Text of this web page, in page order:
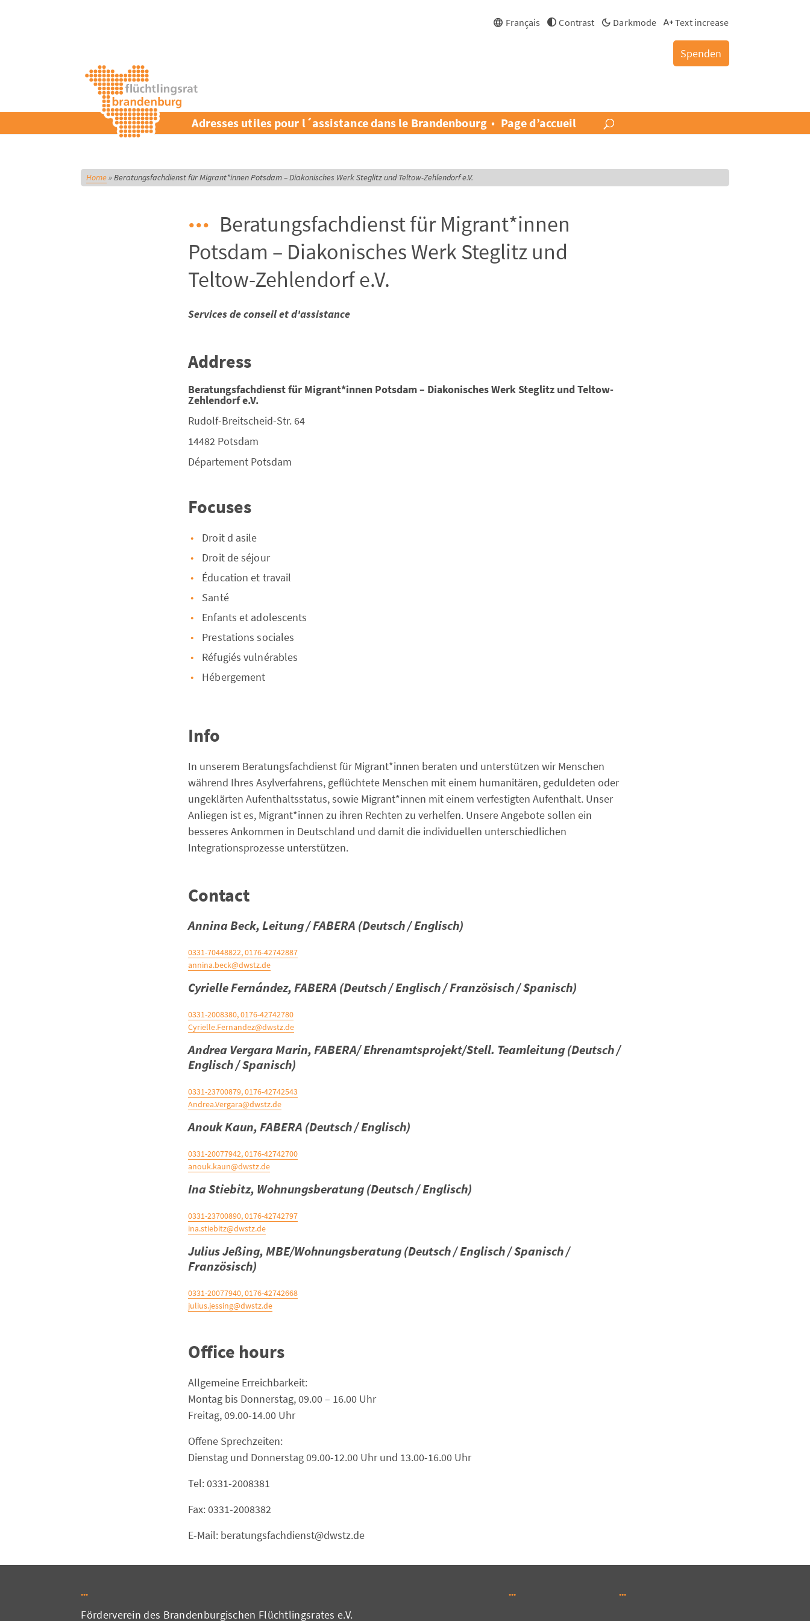
Français Contrast Darkmode Text increase
Spenden
Adresses utiles pour l´assistance dans le Brandenbourg Page d’accueil
Home»Beratungsfachdienst für Migrant*innen Potsdam – Diakonisches Werk Steglitz und Teltow-Zehlendorf e.V.
Beratungsfachdienst für Migrant*innen
Potsdam – Diakonisches Werk Steglitz und
Teltow-Zehlendorf e.V.
Services de conseil et d'assistance
Address
Beratungsfachdienst für Migrant*innen Potsdam – Diakonisches Werk Steglitz und Teltow-
Zehlendorf e.V.
Rudolf-Breitscheid-Str. 64
14482 Potsdam
Département Potsdam
Focuses
Droit d asile
Droit de séjour
Éducation et travail
Santé
Enfants et adolescents
Prestations sociales
Réfugiés vulnérables
Hébergement
Info
In unserem Beratungsfachdienst für Migrant*innen beraten und unterstützen wir Menschen
während Ihres Asylverfahrens, geflüchtete Menschen mit einem humanitären, geduldeten oder
ungeklärten Aufenthaltsstatus, sowie Migrant*innen mit einem verfestigten Aufenthalt. Unser
Anliegen ist es, Migrant*innen zu ihren Rechten zu verhelfen. Unsere Angebote sollen ein
besseres Ankommen in Deutschland und damit die individuellen unterschiedlichen
Integrationsprozesse unterstützen.
Contact
Annina Beck, Leitung / FABERA (Deutsch / Englisch)
0331-70448822, 0176-42742887
annina.beck@dwstz.de
Cyrielle Fernández, FABERA (Deutsch / Englisch / Französisch / Spanisch)
0331-2008380, 0176-42742780
Cyrielle.Fernandez@dwstz.de
Andrea Vergara Marin, FABERA/ Ehrenamtsprojekt/Stell. Teamleitung (Deutsch /
Englisch / Spanisch)
0331-23700879, 0176-42742543
Andrea.Vergara@dwstz.de
Anouk Kaun, FABERA (Deutsch / Englisch)
0331-20077942, 0176-42742700
anouk.kaun@dwstz.de
Ina Stiebitz, Wohnungsberatung (Deutsch / Englisch)
0331-23700890, 0176-42742797
ina.stiebitz@dwstz.de
Julius Jeßing, MBE/Wohnungsberatung (Deutsch / Englisch / Spanisch /
Französisch)
0331-20077940, 0176-42742668
julius.jessing@dwstz.de
Office hours
Allgemeine Erreichbarkeit:
Montag bis Donnerstag, 09.00 – 16.00 Uhr
Freitag, 09.00-14.00 Uhr
Offene Sprechzeiten:
Dienstag und Donnerstag 09.00-12.00 Uhr und 13.00-16.00 Uhr
Tel: 0331-2008381
Fax: 0331-2008382
E-Mail: beratungsfachdienst@dwstz.de
Förderverein des Brandenburgischen Flüchtlingsrates e.V.